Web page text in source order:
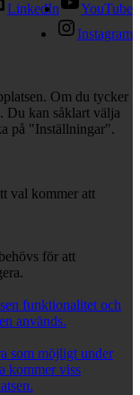
LinkedIn
YouTube
Instagram
Om du tycker
Du kan såklart välja
på "Inställningar".
val kommer att
för att
funktionalitet och
används.
som möjligt under
kommer viss